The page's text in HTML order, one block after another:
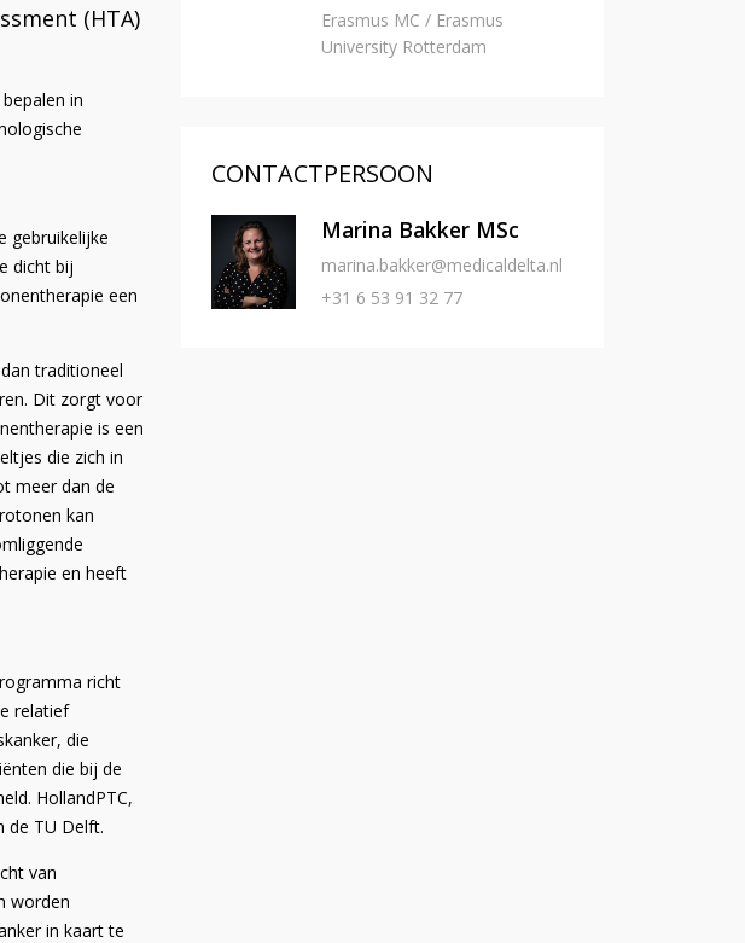
(HTA)
in
gebruikelijke
dicht bij
een
traditioneel
Dit zorgt voor
is een
die zich in
meer dan de
kan
en heeft
richt
relatief
die
die bij de
HollandPTC,
de TU Delft.
van
worden
in kaart te
Erasmus MC / Erasmus
University Rotterdam
CONTACTPERSOON
Marina Bakker MSc
marina.bakker@medicaldelta.nl
+31 6 53 91 32 77